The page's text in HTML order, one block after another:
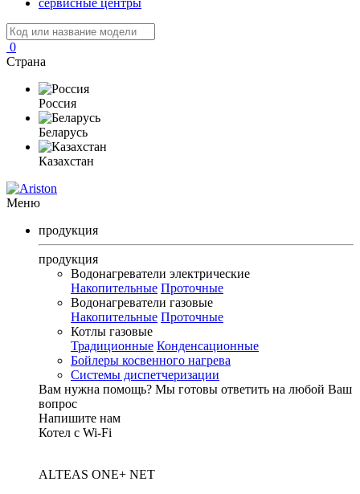
сервисные центры
0
Страна
Россия
Беларусь
Казахстан
Меню
продукция
продукция
Водонагреватели электрические
Накопительные Проточные
Водонагреватели газовые
Накопительные Проточные
Котлы газовые
Традиционные Конденсационные
Бойлеры косвенного нагрева
Системы диспетчеризации
Вам нужна помощь? Мы готовы ответить на любой Ваш
вопрос
Напишите нам
Котел с Wi-Fi
ALTEAS ONE+ NET